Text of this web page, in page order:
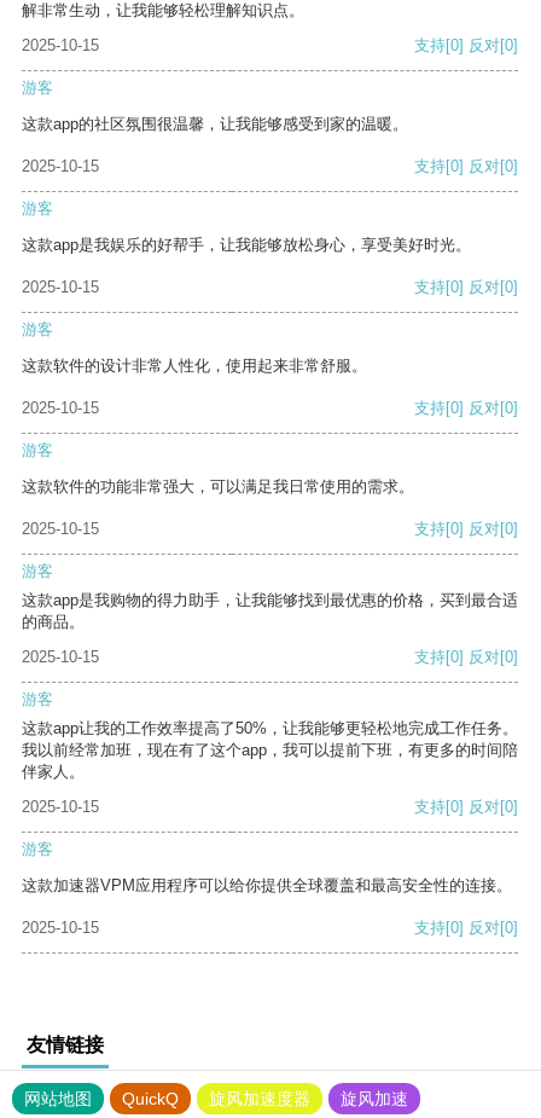
解非常生动，让我能够轻松理解知识点。
2025-10-15
支持[0] 反对[0]
游客
这款app的社区氛围很温馨，让我能够感受到家的温暖。
2025-10-15 支持[0] 反对[0]
游客
这款app是我娱乐的好帮手，让我能够放松身心，享受美好时光。
2025-10-15 支持[0] 反对[0]
游客
这款软件的设计非常人性化，使用起来非常舒服。
2025-10-15 支持[0] 反对[0]
游客
这款软件的功能非常强大，可以满足我日常使用的需求。
2025-10-15 支持[0] 反对[0]
游客
这款app是我购物的得力助手，让我能够找到最优惠的价格，买到最合适
的商品。
2025-10-15
支持[0] 反对[0]
游客
这款app让我的工作效率提高了50%，让我能够更轻松地完成工作任务。
我以前经常加班，现在有了这个app，我可以提前下班，有更多的时间陪
伴家人。
2025-10-15
支持[0] 反对[0]
游客
这款加速器VPM应用程序可以给你提供全球覆盖和最高安全性的连接。
2025-10-15 支持[0] 反对[0]
友情链接
网站地图 QuickQ 旋风加速度器 旋风加速